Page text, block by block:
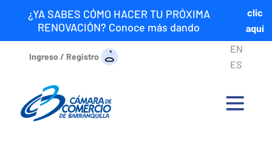
¿YA SABES CÓMO HACER TU PRÓXIMA
RENOVACIÓN? Conoce más dando
clic
aquí
Ingreso / Registro
EN
ES